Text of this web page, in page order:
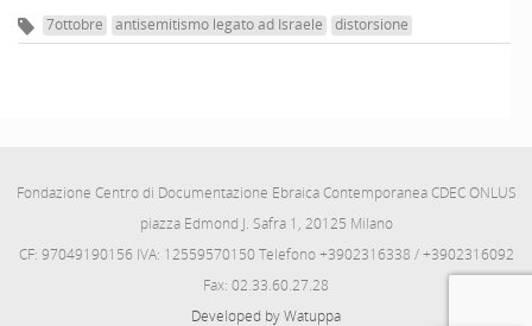
7ottobre antisemitismo legato ad Israele distorsione
Fondazione Centro di Documentazione Ebraica Contemporanea CDEC ONLUS
piazza Edmond J. Safra 1, 20125 Milano
CF: 97049190156 IVA: 12559570150 Telefono +3902316338 / +3902316092
Fax: 02.33.60.27.28
Developed by Watuppa